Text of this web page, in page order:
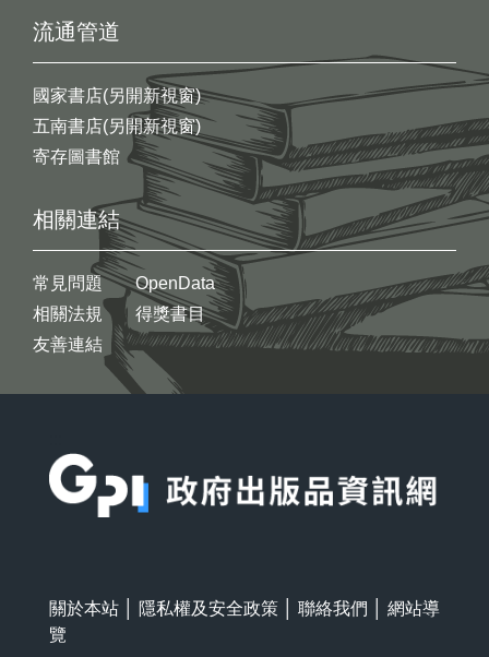
流通管道
國家書店(另開新視窗)
五南書店(另開新視窗)
寄存圖書館
相關連結
常見問題
相關法規
友善連結
OpenData
得獎書目
關於本站 隱私權及安全政策 聯絡我們
網站導
覽